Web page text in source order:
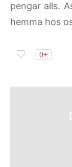
pengar alls.
hemma hos
0+